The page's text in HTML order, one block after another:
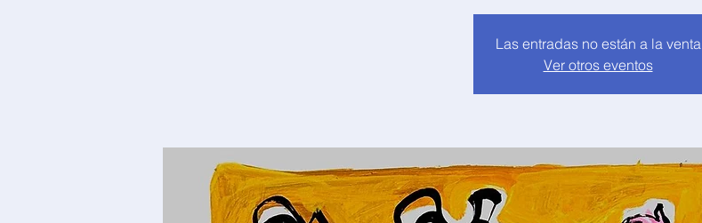
Las entradas no están a la venta
Ver otros eventos